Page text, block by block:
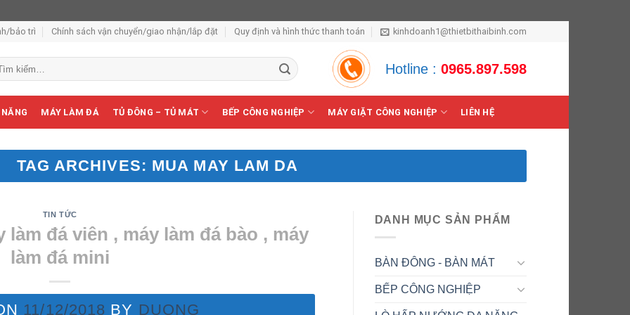
bảo trì Chính sách vận chuyển/giao nhận/lắp đặt Quy định và hình thức thanh toán kinhdoanh1@thietbithaibinh.com
Hotline : 0965.897.598
MÁY LÀM ĐÁ TỦ ĐÔNG – TỦ MÁT BẾP CÔNG NGHIỆP MÁY GIẶT CÔNG NGHIỆP LIÊN HỆ
TAG ARCHIVES: MUA MAY LAM DA
TIN TỨC
làm đá viên , máy làm đá bào , máy
làm đá mini
11/12/2018 BY DUONG
DANH MỤC SẢN PHẨM
BÀN ĐÔNG - BÀN MÁT
BẾP CÔNG NGHIỆP